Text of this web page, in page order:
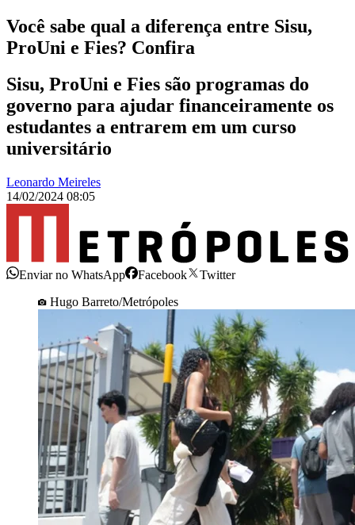
Você sabe qual a diferença entre Sisu,
ProUni e Fies? Confira
Sisu, ProUni e Fies são programas do
governo para ajudar financeiramente os
estudantes a entrarem em um curso
universitário
Leonardo Meireles
14/02/2024 08:05
Enviar no WhatsApp Facebook
Twitter
Hugo Barreto/Metrópoles